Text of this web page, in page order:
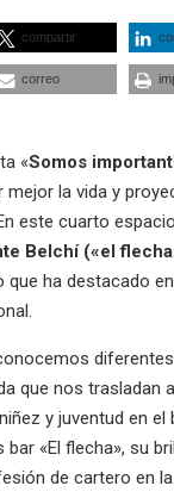
compartir
correo
«Somos
mejor la vida y
este cuarto
Belchí («el
ha destacado
que nos trasladan
y juventud en el
bar «El flecha», su
de cartero en